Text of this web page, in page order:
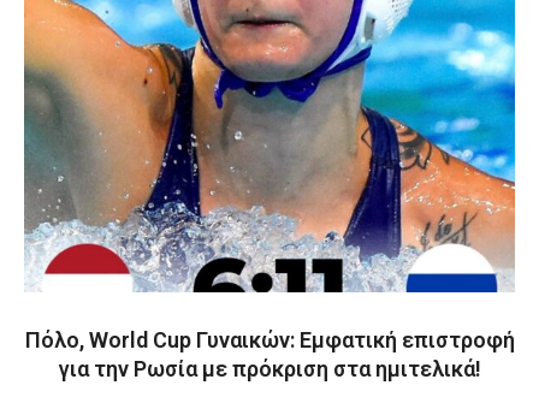
Πόλο, World Cup Γυναικών: Εμφατική επιστροφή
για την Ρωσία με πρόκριση στα ημιτελικά!